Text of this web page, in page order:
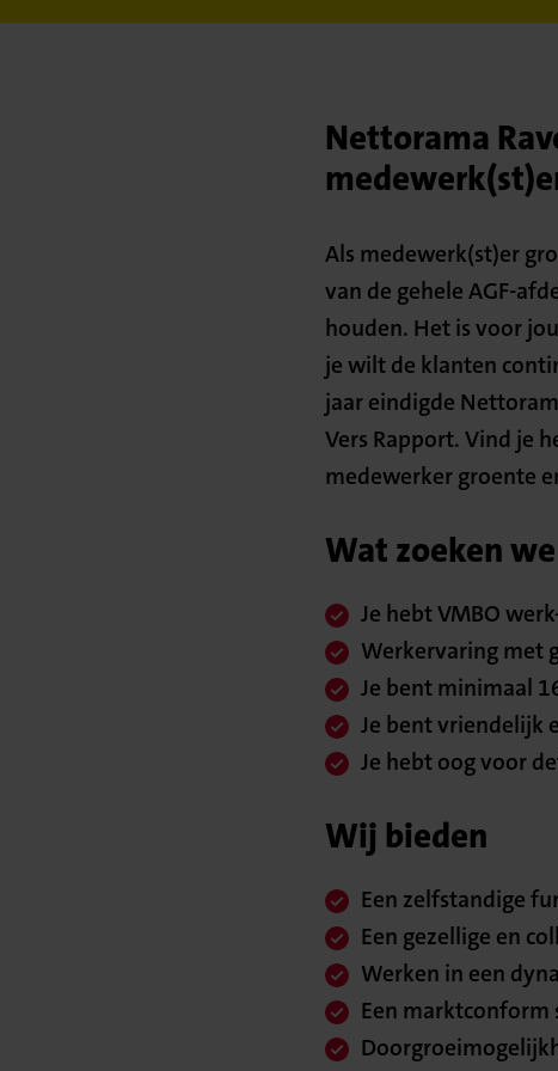
Nettorama
Als medewerk(st)er
van de gehele AGF-
houden. Het is voor
je wilt de klanten
jaar eindigde
Vers Rapport. Vind je
medewerker groente
Wat zoeken
Je hebt VMBO
Werkervaring met
Je bent minimaal
Je bent vriendelijk
Je hebt oog voor
Wij bieden
Een zelfstandige
Een gezellige en
Werken in een
Een marktconform